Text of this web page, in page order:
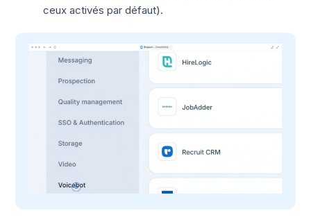
ceux activés par défaut).